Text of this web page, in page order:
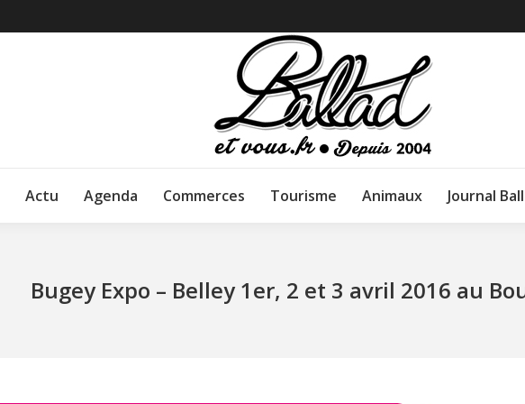
Actu Agenda Commerces Tourisme Animaux Journal
Bugey Expo – Belley 1er, 2 et 3 avril 2016 au